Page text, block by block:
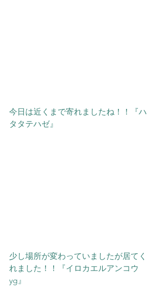
今日は近くまで寄れましたね！！『ハ
タタテハゼ』
少し場所が変わっていましたが居てく
れました！！『イロカエルアンコウ
yg』